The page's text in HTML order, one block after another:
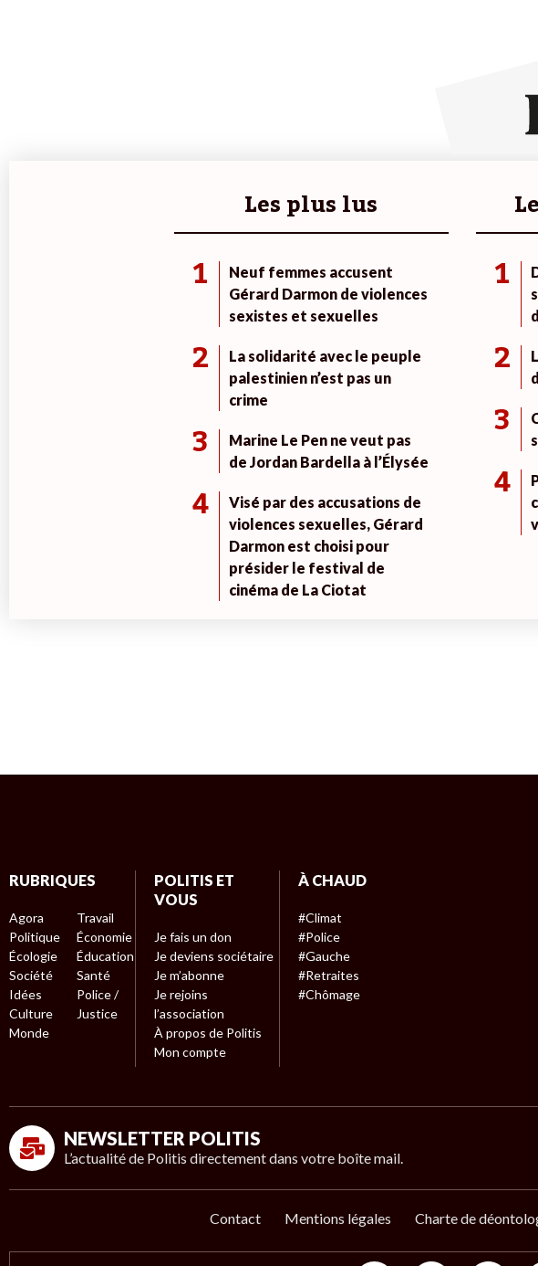
Les plus lus
1
Neuf femmes accusent
Gérard Darmon de violences
sexistes et sexuelles
2
La solidarité avec le peuple
palestinien n’est pas un
crime
3
Marine Le Pen ne veut pas
de Jordan Bardella à l’Élysée
4
Visé par des accusations de
violences sexuelles, Gérard
Darmon est choisi pour
présider le festival de
cinéma de La Ciotat
1
2
3
4
RUBRIQUES
Agora
Politique
Écologie
Société
Idées
Culture
Monde
Travail
Économie
Éducation
Santé
Police /
Justice
POLITIS ET
VOUS
Je fais un don
Je deviens sociétaire
Je m’abonne
Je rejoins
l’association
À propos de Politis
Mon compte
À CHAUD
#Climat
#Police
#Gauche
#Retraites
#Chômage
NEWSLETTER POLITIS
L’actualité de Politis directement dans votre boîte mail.
Contact Mentions légales Charte de